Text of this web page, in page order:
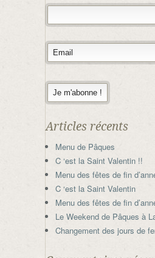
Articles récents
Menu de Pâques
C ‘est la Saint Valentin !!
Menu des fêtes de fin
C ‘est la Saint Valentin
Menu des fêtes de fin
Le Weekend de Pâques à
Changement des jours de